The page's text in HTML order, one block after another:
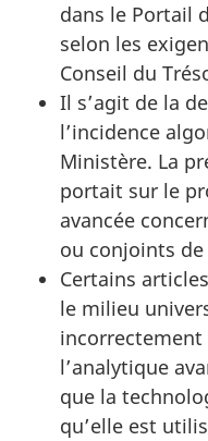
dans le Portail
selon les
Conseil du
Il s’agit de la
l’incidence
Ministère. La
portait sur le
avancée
ou conjoints de
Certains
le milieu
incorrectement
l’analytique
que la
qu’elle est